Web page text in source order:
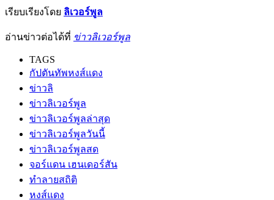
เรียบเรียงโดย ลิเวอร์พูล
อ่านข่าวต่อได้ที่ ข่าวลิเวอร์พูล
TAGS
กัปตันทัพหงส์แดง
ข่าวลิ
ข่าวลิเวอร์พูล
ข่าวลิเวอร์พูลล่าสุด
ข่าวลิเวอร์พูลวันนี้
ข่าวลิเวอร์พูลสด
จอร์แดน เฮนเดอร์สัน
ทำลายสถิติ
หงส์แดง